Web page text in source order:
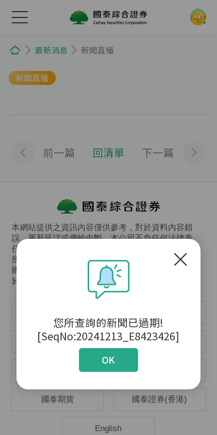
市場與產品
研究與教學
個人化服務
最新消息 新聞直播
新聞直播
前一篇 回清單 下一篇
本網站提供之資訊內容僅供參考，對於資料內容錯
誤、更新延誤或傳輸中斷，本公司不負任何法律責
任；投資人對任何參考資料仍需自行判斷，一切交易
所生之風險或損失均與本網站無關，特此聲明。未經
國泰綜合證券公司授權同意，不得將網站內容轉載載
於任何形式媒體。
國泰產險 國泰世華銀行
國泰期貨 國泰證券(香港)
English
您所查詢的新聞已過期!
[SeqNo:20241213_E8423426]
OK